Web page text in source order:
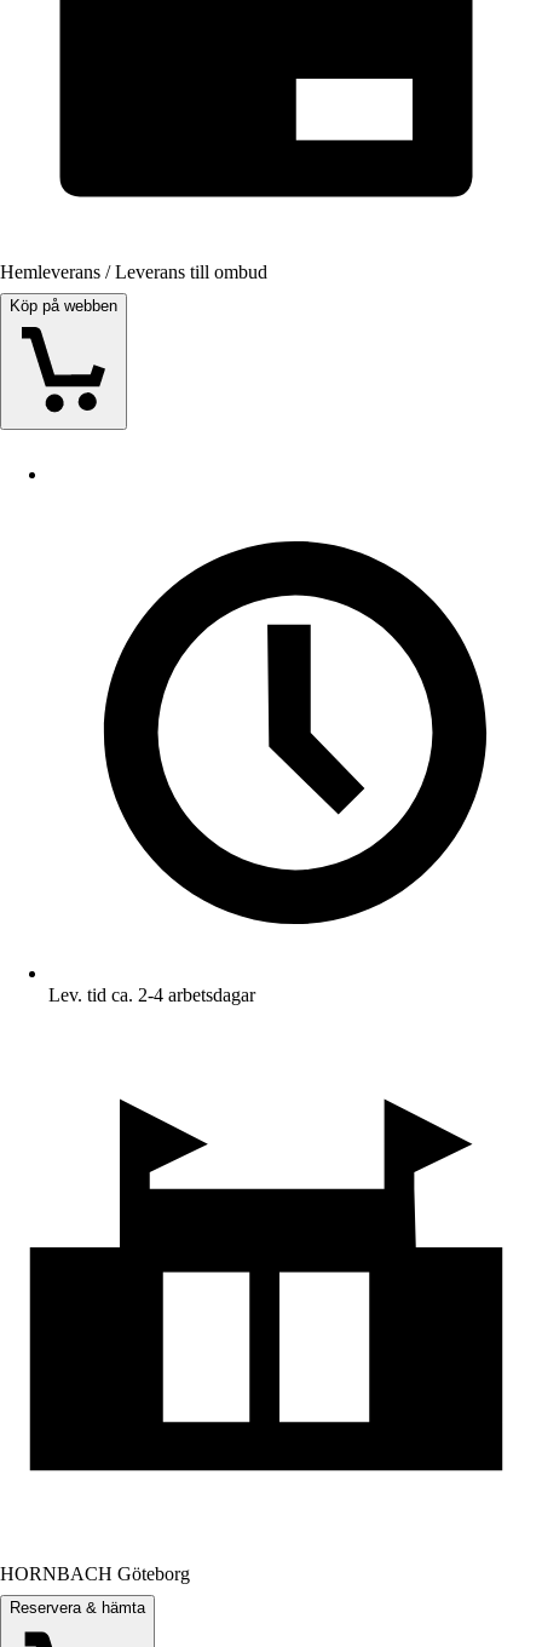
Hemleverans / Leverans till ombud
Köp på webben
Lev. tid ca. 2-4 arbetsdagar
HORNBACH Göteborg
Reservera & hämta